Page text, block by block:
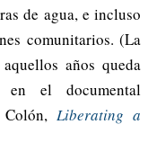
de agua, e incluso
comunitarios. (La
años queda
en el documental
Liberating a